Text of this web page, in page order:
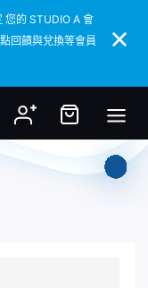
的 STUDIO A 會
回饋與兌換等會員
的 STUDIO A 會
回饋與兌換等會員